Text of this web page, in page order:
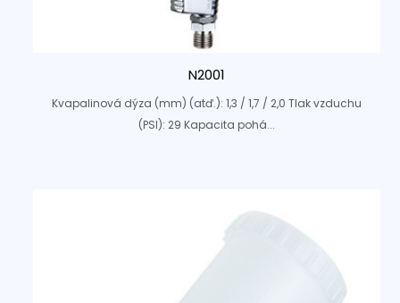
N2001
Kvapalinová dýza (mm) (atď.): 1,3 / 1,7 / 2,0 Tlak vzduchu
(PSI): 29 Kapacita pohá...